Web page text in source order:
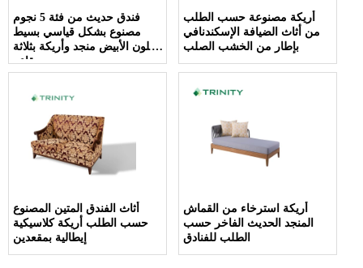
فندق حديث من فئة 5 نجوم
مصنوع بشكل قياسي بسيط
باللون الأبيض منجد وأريكة بثلاثة
مقاعد
أريكة مصنوعة حسب الطلب
من أثاث الضيافة الإسكندنافي
بإطار من الخشب الصلب
أثاث الفندق المتين المصنوع
حسب الطلب أريكة كلاسيكية
إيطالية بمقعدين
أريكة استرخاء من القماش
المنجد الحديث الفاخر حسب
الطلب للفنادق